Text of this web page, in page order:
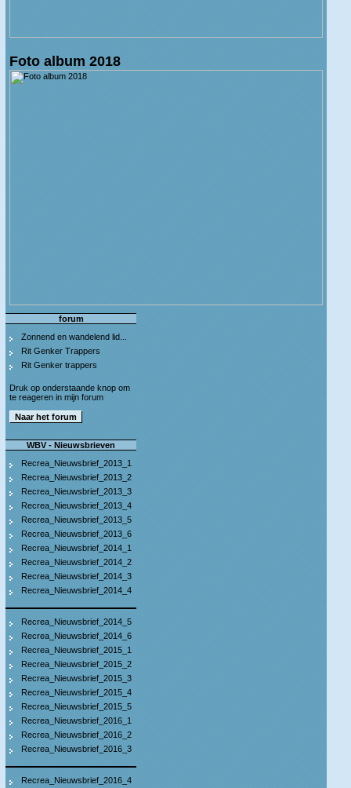
Foto album 2018
forum
Zonnend en wandelend lid...
Rit Genker Trappers
Rit Genker trappers
Druk op onderstaande knop om
te reageren in mijn forum
WBV - Nieuwsbrieven
Recrea_Nieuwsbrief_2013_1
Recrea_Nieuwsbrief_2013_2
Recrea_Nieuwsbrief_2013_3
Recrea_Nieuwsbrief_2013_4
Recrea_Nieuwsbrief_2013_5
Recrea_Nieuwsbrief_2013_6
Recrea_Nieuwsbrief_2014_1
Recrea_Nieuwsbrief_2014_2
Recrea_Nieuwsbrief_2014_3
Recrea_Nieuwsbrief_2014_4
Recrea_Nieuwsbrief_2014_5
Recrea_Nieuwsbrief_2014_6
Recrea_Nieuwsbrief_2015_1
Recrea_Nieuwsbrief_2015_2
Recrea_Nieuwsbrief_2015_3
Recrea_Nieuwsbrief_2015_4
Recrea_Nieuwsbrief_2015_5
Recrea_Nieuwsbrief_2016_1
Recrea_Nieuwsbrief_2016_2
Recrea_Nieuwsbrief_2016_3
Recrea_Nieuwsbrief_2016_4